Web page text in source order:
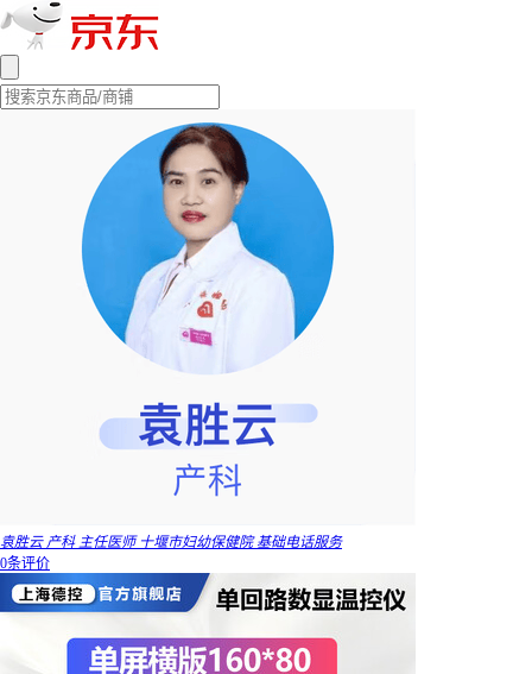
袁胜云 产科 主任医师 十堰市妇幼保健院 基础电话服务
0条评价